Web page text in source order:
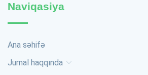
Naviqasiya
Ana səhifə
Jurnal haqqında